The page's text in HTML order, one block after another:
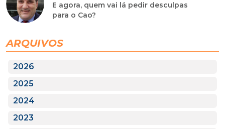
E agora, quem vai lá pedir desculpas
para o Cao?
ARQUIVOS
2026
2025
2024
2023